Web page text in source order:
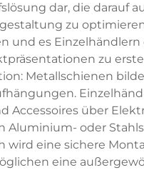
dar, die darauf
zu
und es
zu
Metallschienen
Accessoires über
Aluminium- oder
eine sichere
eine